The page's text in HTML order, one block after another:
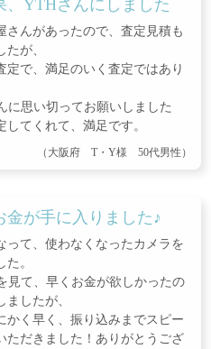
、YTHさんにしました
さんがあったので、査定見積も
たが、
定で、満足のいく査定ではあり
に思い切ってお願いしました
してくれて、満足です。
（大阪府 T・Y様 50代男性）
金が手に入りました♪
って、使わなくなったカメラを
。
見て、早くお金が欲しかったの
ましたが、
かく早く、振り込みまでスピー
ただきました！ありがとうござ